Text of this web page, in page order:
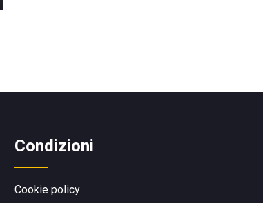
Condizioni
Cookie policy